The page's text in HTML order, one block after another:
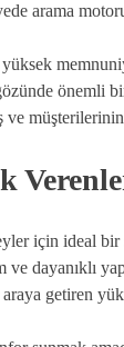
arama
için ideal bir
dayanıklı
getiren